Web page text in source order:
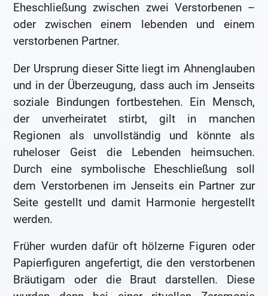
Eheschließung zwischen zwei Verstorbenen –
oder zwischen einem lebenden und einem
verstorbenen Partner.
Der Ursprung dieser Sitte liegt im Ahnenglauben
und in der Überzeugung, dass auch im Jenseits
soziale Bindungen fortbestehen. Ein Mensch,
der unverheiratet stirbt, gilt in manchen
Regionen als unvollständig und könnte als
ruheloser Geist die Lebenden heimsuchen.
Durch eine symbolische Eheschließung soll
dem Verstorbenen im Jenseits ein Partner zur
Seite gestellt und damit Harmonie hergestellt
werden.
Früher wurden dafür oft hölzerne Figuren oder
Papierfiguren angefertigt, die den verstorbenen
Bräutigam oder die Braut darstellen. Diese